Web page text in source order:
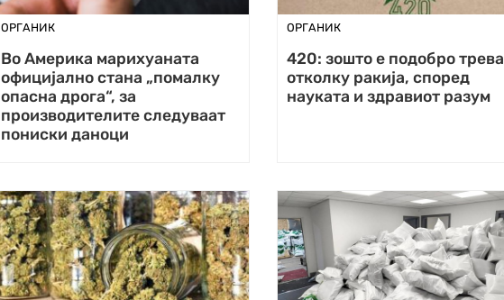
ОРГАНИК
Во Америка марихуаната
официјално стана „помалку
опасна дрога“, за
производителите следуваат
пониски даноци
ОРГАНИК
420: зошто е подобро трева
отколку ракија, според
науката и здравиот разум